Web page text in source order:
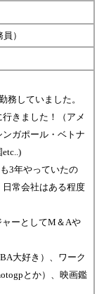
）
務していました。
きました！（アメ
ガポール・ベトナ
3年やっていたの
常会社はある程度
ーとしてM＆Aや
大好き）、ワーク
とか）、映画鑑